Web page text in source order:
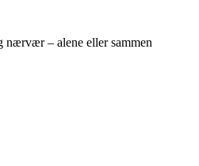
nærvær – alene eller sammen